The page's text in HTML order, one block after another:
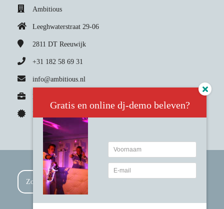
Ambitious
Leeghwaterstraat 29-06
2811 DT Reeuwijk
+31 182 58 69 31
info@ambitious.nl
KvK nummer: 24.26.73.45
BTW nummer: NL8080.02.338.B01
Gratis en online dj-demo beleven?